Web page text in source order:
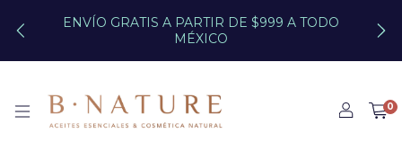
ENVÍO GRATIS A PARTIR DE $999 A TODO
MÉXICO
0